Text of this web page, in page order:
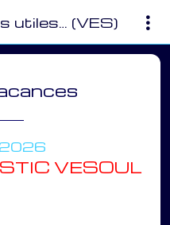
utiles… (VES)
VESOUL